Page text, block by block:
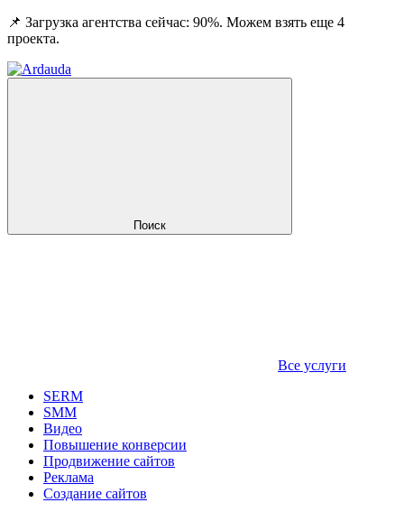
📌 Загрузка агентства сейчас: 90%. Можем взять еще 4
проекта.
Поиск
Все услуги
SERM
SMM
Видео
Повышение конверсии
Продвижение сайтов
Реклама
Создание сайтов